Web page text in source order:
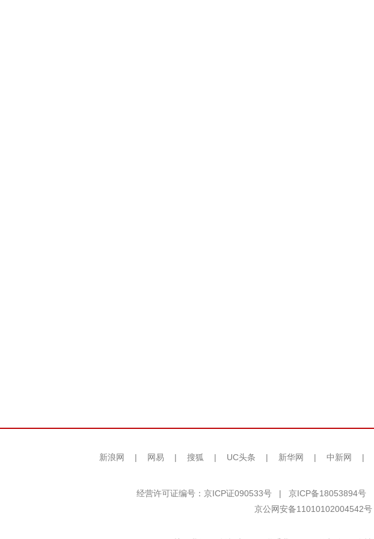
新浪网 | 网易 | 搜狐 | UC头条 | 新华网 | 中新网 |
经营许可证编号：京ICP证090533号 | 京ICP备18053894号
京公网安备11010102004542号